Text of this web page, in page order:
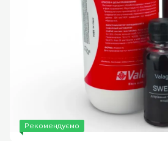
Рекомендуємо